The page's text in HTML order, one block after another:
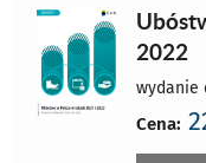
2022
wydanie
Cena: